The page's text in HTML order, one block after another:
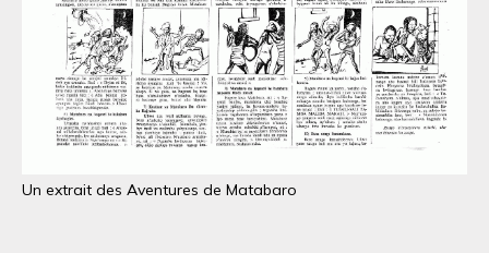
Un extrait des Aventures de Matabaro